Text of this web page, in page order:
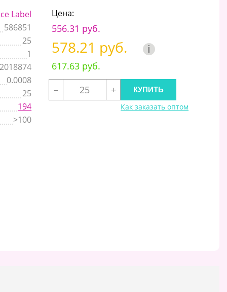
Label
586851
25
1
0.0008
25
194
>100
Цена:
556.31 руб.
578.21 руб. i
617.63 руб.
–
+
Как заказать оптом